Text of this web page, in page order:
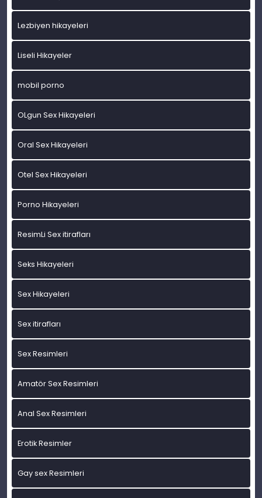
Lezbiyen hikayeleri
Liseli Hikayeler
mobil porno
OLgun Sex Hikayeleri
Oral Sex Hikayeleri
Otel Sex Hikayeleri
Porno Hikayeleri
ResimLi Sex itirafları
Seks Hikayeleri
Sex Hikayeleri
Sex itirafları
Sex Resimleri
Amatör Sex Resimleri
Anal Sex Resimleri
Erotik Resimler
Gay sex Resimleri